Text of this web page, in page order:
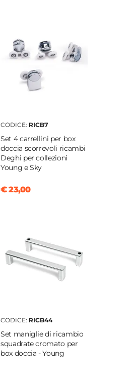
CODICE: RICB7
Set 4 carrellini per box
doccia scorrevoli ricambi
Deghi per collezioni
Young e Sky
€ 23,00
CODICE: RICB44
Set maniglie di ricambio
squadrate cromato per
box doccia - Young